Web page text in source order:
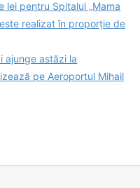
lei pentru Spitalul „Mama
realizat în proporție de
ajunge astăzi la
pe Aeroportul Mihail